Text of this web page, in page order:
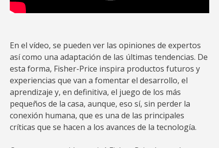
En el vídeo, se pueden ver las opiniones de expertos
así como una adaptación de las últimas tendencias. De
esta forma, Fisher-Price inspira productos futuros y
experiencias que van a fomentar el desarrollo, el
aprendizaje y, en definitiva, el juego de los más
pequeños de la casa, aunque, eso sí, sin perder la
conexión humana, que es una de las principales
críticas que se hacen a los avances de la tecnología.